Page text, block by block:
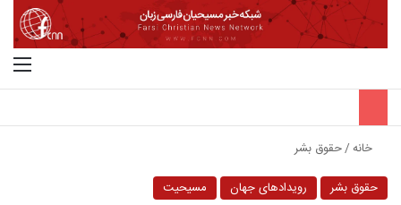
خانه/حقوق بشر
حقوق بشر
رویدادهای جهان مسیحیت